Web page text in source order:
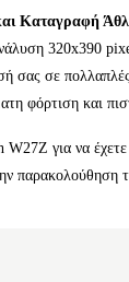
Καταγραφή
320x390
σας σε
φόρτιση και
για να
παρακολούθηση